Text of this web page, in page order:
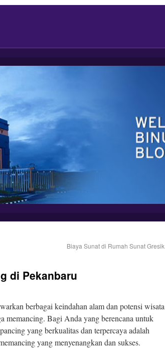
Biaya Sunat di Rumah Sunat Gresik
di Pekanbaru
berbagai keindahan alam dan potensi wisata
memancing. Bagi Anda yang berencana untuk
yang berkualitas dan terpercaya adalah
yang menyenangkan dan sukses.